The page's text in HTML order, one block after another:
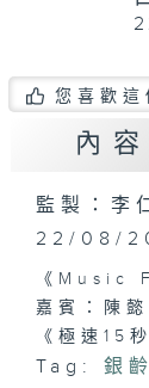
您喜歡這
內容
監製：李
22/08/
《Music
嘉賓：陳懿
《極速15
Tag: 銀齡